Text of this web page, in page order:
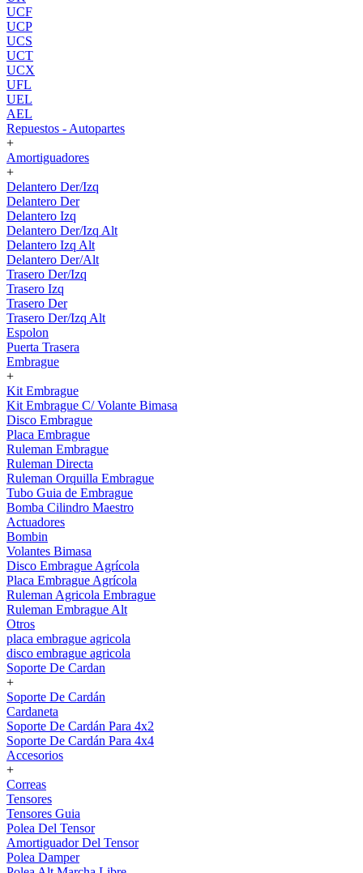
UCF
UCP
UCS
UCT
UCX
UFL
UEL
AEL
Repuestos - Autopartes
+
Amortiguadores
+
Delantero Der/Izq
Delantero Der
Delantero Izq
Delantero Der/Izq Alt
Delantero Izq Alt
Delantero Der/Alt
Trasero Der/Izq
Trasero Izq
Trasero Der
Trasero Der/Izq Alt
Espolon
Puerta Trasera
Embrague
+
Kit Embrague
Kit Embrague C/ Volante Bimasa
Disco Embrague
Placa Embrague
Ruleman Embrague
Ruleman Directa
Ruleman Orquilla Embrague
Tubo Guia de Embrague
Bomba Cilindro Maestro
Actuadores
Bombin
Volantes Bimasa
Disco Embrague Agrícola
Placa Embrague Agrícola
Ruleman Agricola Embrague
Ruleman Embrague Alt
Otros
placa embrague agricola
disco embrague agricola
Soporte De Cardan
+
Soporte De Cardán
Cardaneta
Soporte De Cardán Para 4x2
Soporte De Cardán Para 4x4
Accesorios
+
Correas
Tensores
Tensores Guia
Polea Del Tensor
Amortiguador Del Tensor
Polea Damper